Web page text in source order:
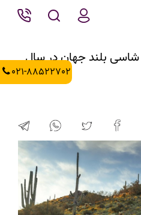
021-88522702
بلند جهان در سال